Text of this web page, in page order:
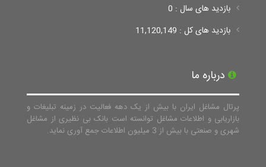
بازدید های سال : 0
بازدید های کل : 11,120,149
درباره ما
پرتال مشاغل ایران با بیش از یک دهه فعالیت در زمینه تبلیغات و
بازاریابی و اطلاعات مشاغل توانسته است بانک بی نظیری از مشاغل
شهری و صنعتی با بیش از 3 میلیون اطلاعات جمع آوری نماید.